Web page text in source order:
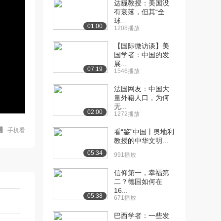
手机看
01:00
达巍教授：美国没
有衰落，但其“全
球...
1208播放
07:19
【国际微访谈】美
国学者：中国的发
展...
1546播放
02:00
法国网友：中国大
量外籍人口，为何
无...
1272播放
05:34
看“鉴”中国丨奥地利
教授的中华文明...
991播放
05:38
信仰第一，幸福第
二？德国如何在
16...
671播放
巴西学者：一些发